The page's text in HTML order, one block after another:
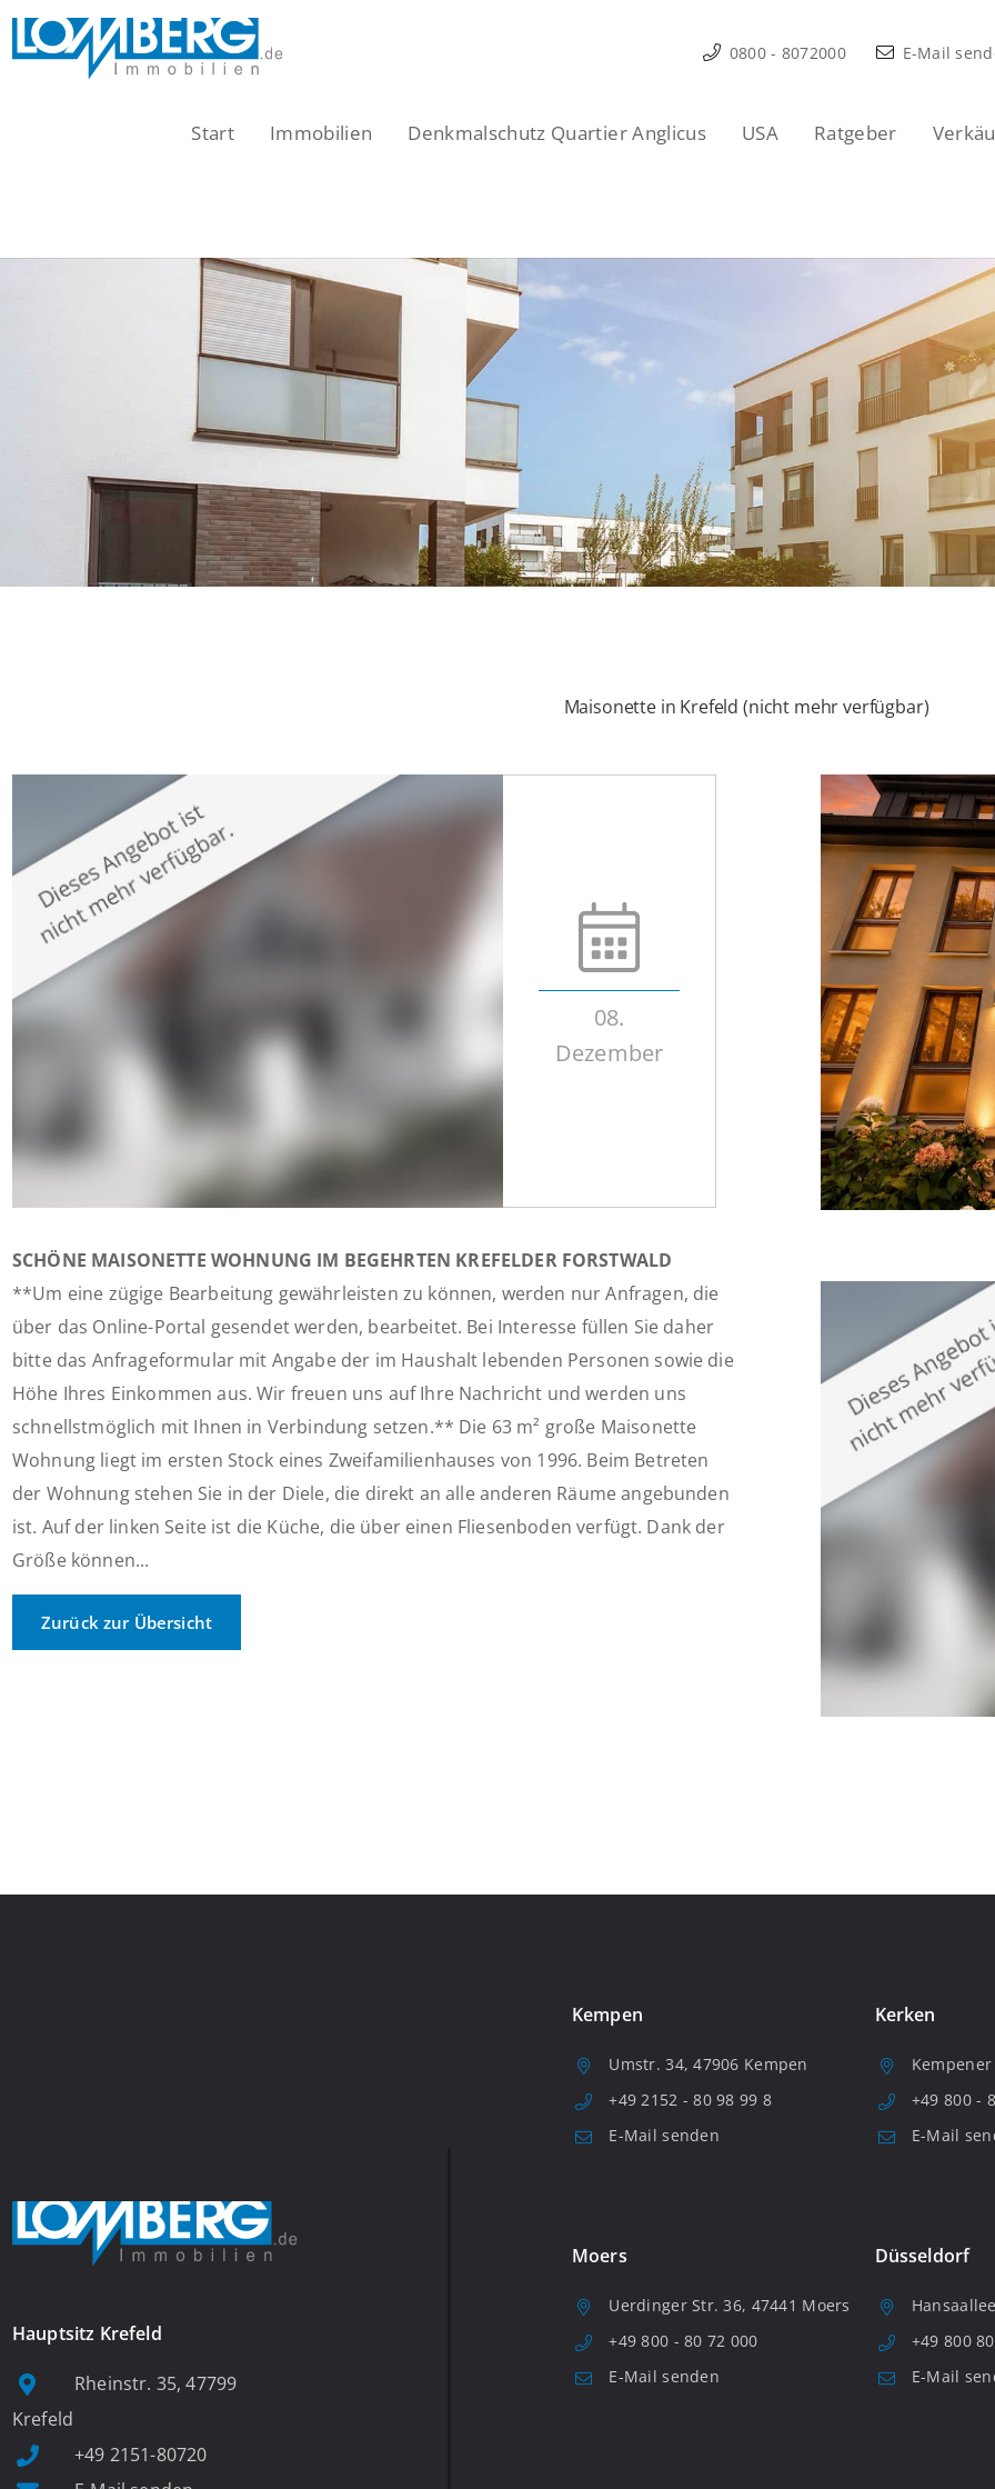
Zum
Inhalt
0800 - 8072000 E-Mail
Start Immobilien Denkmalschutz Quartier Anglicus USA Ratgeber
Maisonette in Krefeld (nicht mehr verfügbar)
08.
Dezember
SCHÖNE MAISONETTE WOHNUNG IM BEGEHRTEN KREFELDER FORSTWALD
**Um eine zügige Bearbeitung gewährleisten zu können, werden nur Anfragen, die
über das Online-Portal gesendet werden, bearbeitet. Bei Interesse füllen Sie daher
bitte das Anfrageformular mit Angabe der im Haushalt lebenden Personen sowie die
Höhe Ihres Einkommen aus. Wir freuen uns auf Ihre Nachricht und werden uns
schnellstmöglich mit Ihnen in Verbindung setzen.** Die 63 m² große Maisonette
Wohnung liegt im ersten Stock eines Zweifamilienhauses von 1996. Beim Betreten
der Wohnung stehen Sie in der Diele, die direkt an alle anderen Räume angebunden
ist. Auf der linken Seite ist die Küche, die über einen Fliesenboden verfügt. Dank der
Größe können...
Zurück zur Übersicht
Hauptsitz Krefeld
Rheinstr. 35, 47799
Krefeld
+49 2151-80720
Kempen
Umstr. 34, 47906 Kempen
+49 2152 - 80 98 99 8
E-Mail senden
Kerken
+49 800 -
E-Mail
Moers
Uerdinger Str. 36, 47441 Moers
+49 800 - 80 72 000
E-Mail senden
Düsseldorf
+49 800
E-Mail